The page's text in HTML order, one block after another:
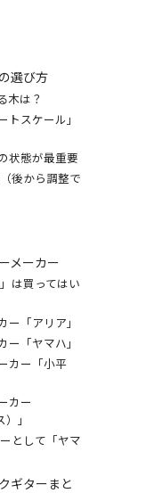
選び方
木は？
スケール」
状態が最重要
後から調整で
メーカー
は買ってはい
ー「アリア」
ー「ヤマハ」
カー「小平
カー
」
として「ヤマ
ギターまと